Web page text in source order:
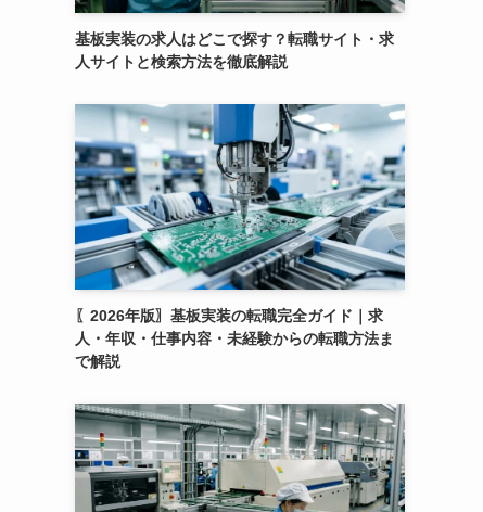
基板実装の求人はどこで探す？転職サイト・求
人サイトと検索方法を徹底解説
〖2026年版〗基板実装の転職完全ガイド｜求
人・年収・仕事内容・未経験からの転職方法ま
で解説